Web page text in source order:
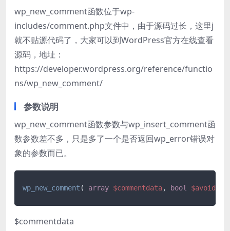
wp_new_comment函数位于wp-
includes/comment.php文件中，由于源码过长，这里j
就不贴源代码了，大家可以到WordPress官方在线查看
源码，地址：
https://developer.wordpress.org/reference/functio
ns/wp_new_comment/
参数说明
wp_new_comment函数参数与wp_insert_comment函
数参数差不多，只是多了一个是否返回wp_error错误对
象的参数而已。
wp_new_comment ( array $commentdata, bool
$commentdata